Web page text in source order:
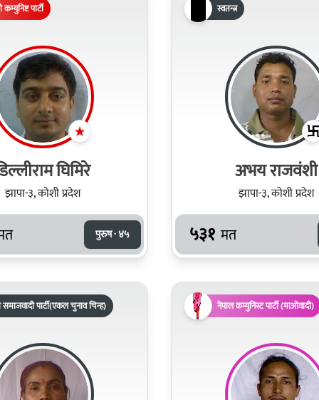
पार्टी
घिमिरे
झापा-३, कोशी प्रदेश
पुरुष · ४५
स्वतन्त्र
अभय राजवंशी
झापा-३, कोशी प्रदेश
५३१ मत
पार्टी(एकल चुनाव चिन्ह) नेपाल कम्युनिस्ट पार्टी (माओवादी)